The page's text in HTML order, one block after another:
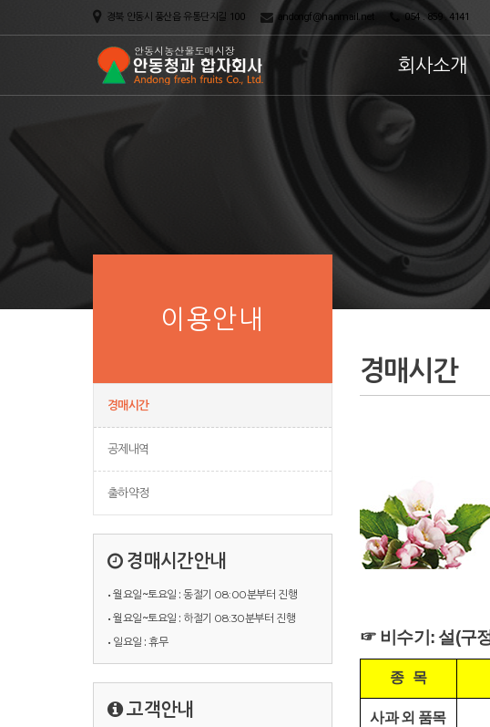
경북 안동시 풍산읍 유통단지길 100 andongf@hanmail.net 054 . 859 . 4141
회사소개
이용안내
경매시간
공제내역
출하약정
경매시간안내
• 월요일~토요일 : 동절기 08:00분부터 진행
• 월요일~토요일 : 하절기 08:30분부터 진행
• 일요일 : 휴무
고객안내
경매시간
☞ 비수기:설(구
종 목
사과 외 품목